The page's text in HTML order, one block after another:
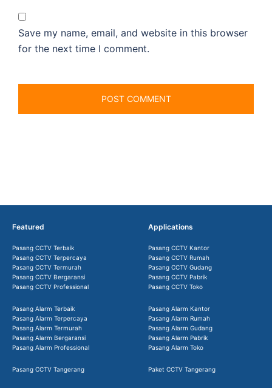
Save my name, email, and website in this browser
for the next time I comment.
Featured
Pasang CCTV Terbaik
Pasang CCTV Terpercaya
Pasang CCTV Termurah
Pasang CCTV Bergaransi
Pasang CCTV Professional
Pasang Alarm Terbaik
Pasang Alarm Terpercaya
Pasang Alarm Termurah
Pasang Alarm Bergaransi
Pasang Alarm Professional
Pasang CCTV Tangerang
Applications
Pasang CCTV Kantor
Pasang CCTV Rumah
Pasang CCTV Gudang
Pasang CCTV Pabrik
Pasang CCTV Toko
Pasang Alarm Kantor
Pasang Alarm Rumah
Pasang Alarm Gudang
Pasang Alarm Pabrik
Pasang Alarm Toko
Paket CCTV Tangerang